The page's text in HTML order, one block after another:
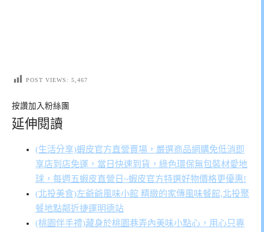
POST VIEWS: 5,467
按讚加入粉絲團
延伸閱讀
(生活分享)蝦皮官方直營賣場，嚴選商品網購免低消即
享店到店免運，當日快速到貨，綠色環保無包裝材愛地
球，每週五蝦皮直營日~蝦皮官方特選好物價格更優惠!
(北投美食)左爺爺風味小館 精緻的家傳風味餐館,北投聚
餐地點鄰近捷運明德站
(桃園伴手禮)藏身於桃園巷弄內美味小點心，用心只專